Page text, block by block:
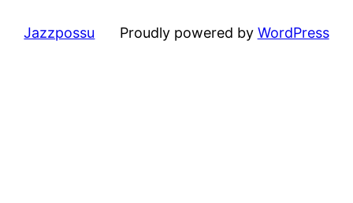
Jazzpossu Proudly powered by WordPress